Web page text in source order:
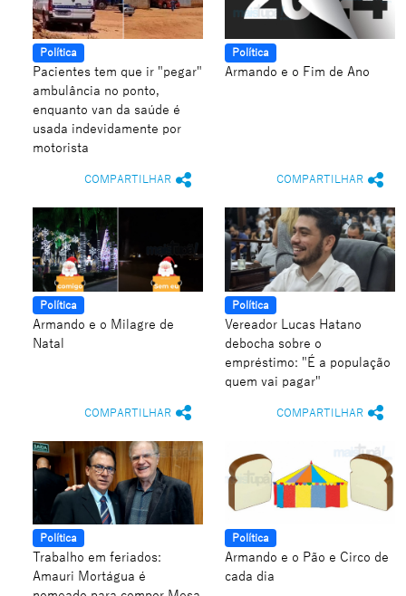
Política
Pacientes tem que ir "pegar"
ambulância no ponto,
enquanto van da saúde é
usada indevidamente por
motorista
COMPARTILHAR
Política
Armando e o Fim de Ano
COMPARTILHAR
Política
Armando e o Milagre de
Natal
COMPARTILHAR
Política
Vereador Lucas Hatano
debocha sobre o
empréstimo: "É a população
quem vai pagar"
COMPARTILHAR
Política
Trabalho em feriados:
Amauri Mortágua é
Política
Armando e o Pão e Circo de
cada dia